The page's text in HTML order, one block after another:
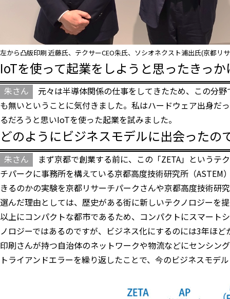
左から凸版印刷 近藤氏、テクサーCEO朱氏、ソシオネクスト浦出氏(京都リ
IoTを使って起業をしようと思ったきっ
朱さん
元々は半導体関係の仕事をしてきたため、この分
も無いということに気付きました。私はハードウェア出身だ
るだろうと思いIoTを使った起業を試みました。
どのようにビジネスモデルに出会ったの
朱さん
まず京都で創業する前に、この「ZETA」という
チパークに事務所を構えている京都高度技術研究所（
きるのかの実験を京都リサーチパークさんや京都高度技術研
選んだ理由としては、歴史がある街に新しいテクノロジーを
以上にコンパクトな都市であるため、コンパクトにスマート
ノロジーではあるのですが、ビジネス化にするのには3年ほ
印刷さんが持つ自治体のネットワークや物流などにセンシン
トライアンドエラーを繰り返したことで、今のビジネスモデ